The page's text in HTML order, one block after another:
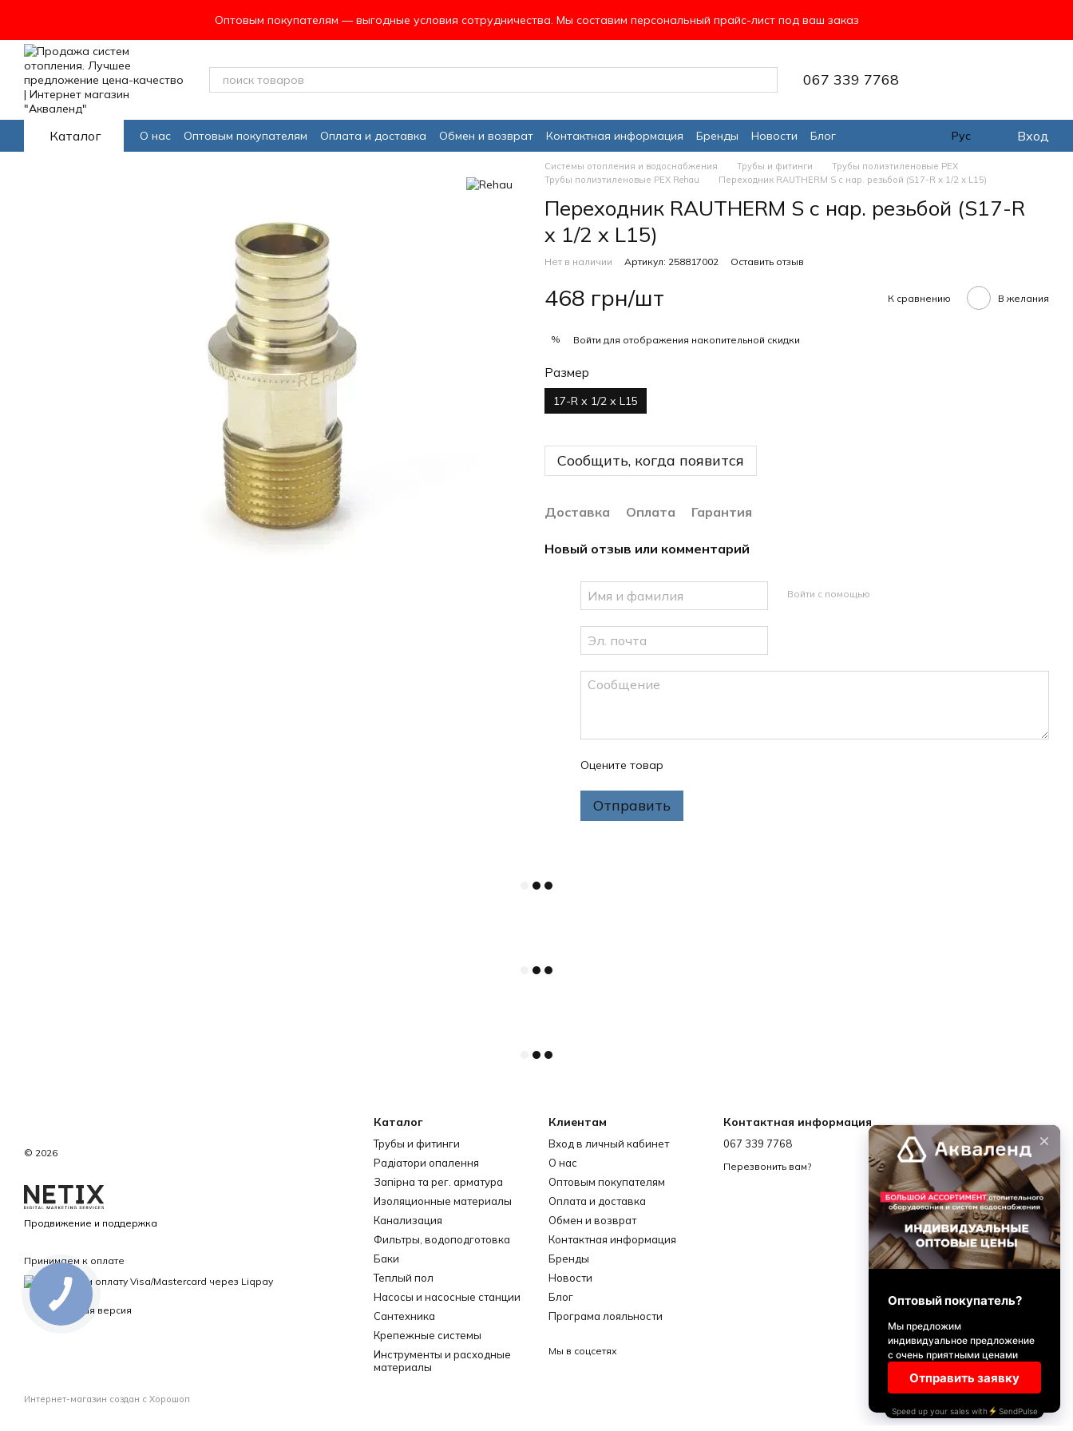
Оптовым покупателям — выгодные условия сотрудничества. Мы составим персональный прайс-лист под ваш заказ
067 339 7768
Каталог О нас Оптовым покупателям Оплата и доставка Обмен и возврат Контактная информация Бренды Новости
Блог
Програма лояльности
Рус Вход
Системы отопления и водоснабжения Трубы и фитинги
Трубы полиэтиленовые PEX
Трубы полиэтиленовые PEX Rehau
Переходник RAUTHERM S с нар. резьбой (S17-R х 1/2 х L15)
Переходник RAUTHERM S с нар. резьбой (S17-R
х 1/2 х L15)
Нет в наличии Артикул: 258817002 Оставить отзыв
468 грн/шт К сравнению В желания
% Войти для отображения накопительной скидки
Размер
17-R х 1/2 х L15
Сообщить, когда появится
Доставка Оплата Гарантия
Новый отзыв или комментарий
Войти с помощью
Оцените товар
Отправить
© 2026
Продвижение и поддержка
Принимаем к оплате
Мобильная версия
Интернет-магазин создан с Хорошоп
Каталог
Трубы и фитинги
Радіатори опалення
Запірна та рег. арматура
Изоляционные материалы
Канализация
Фильтры, водоподготовка
Баки
Теплый пол
Насосы и насосные станции
Сантехника
Крепежные системы
Инструменты и расходные
материалы
Клиентам
Вход в личный кабинет
О нас
Оптовым покупателям
Оплата и доставка
Обмен и возврат
Контактная информация
Бренды
Новости
Блог
Програма лояльности
Мы в соцсетях
Контактная информация
067 339 7768
Перезвонить вам?
067 339 7768
info@akvalend.ua